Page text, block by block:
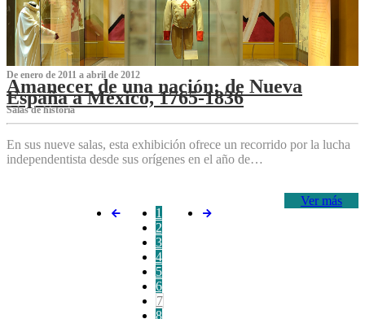
De enero de 2011 a abril de 2012
Amanecer de una nación: de Nueva
España a México, 1765-1836
Salas de historia
En sus nueve salas, esta exhibición ofrece un recorrido por la lucha
independentista desde sus orígenes en el año de…
Ver más
1
2
3
4
5
6
7
8